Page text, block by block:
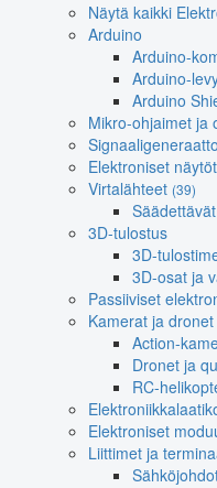
Näytä kaikki
Arduino
Arduino-
Arduino-
Arduino
Mikro-ohjaimet ja
Elektroniset näytöt
Virtalähteet (39)
3D-tulostus
3D-
3D-osat ja
Passiiviset
Kamerat ja dronet
Action-
Dronet ja
RC-
Elektroniset
Liittimet ja